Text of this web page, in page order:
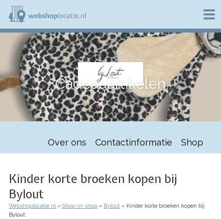
Overslaan
naar
de
h
o
p
Cadeauartikelen
Over ons Contactinformatie Shop
Kinder korte broeken kopen bij
Bylout
Kruimelpad
Webshoplocatie.nl Shop-in-shop Bylout
Kinder korte broeken kopen bij
Bylout